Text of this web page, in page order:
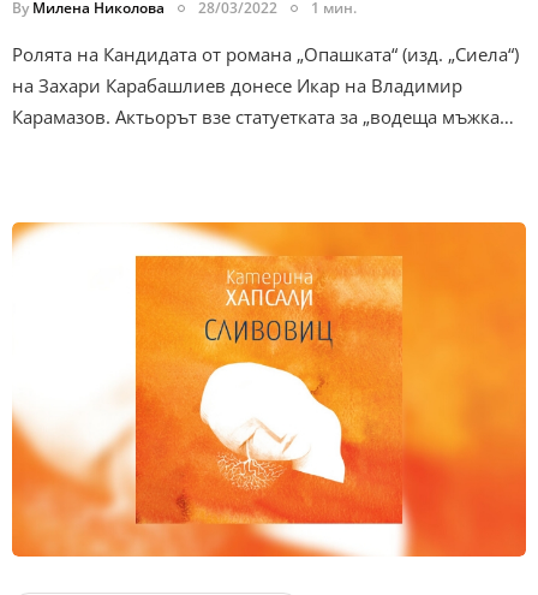
By Милена Николова 28/03/2022 1 мин.
Ролята на Кандидата от романа „Опашката“ (изд. „Сиела“)
на Захари Карабашлиев донесе Икар на Владимир
Карамазов. Актьорът взе статуетката за „водеща мъжка…